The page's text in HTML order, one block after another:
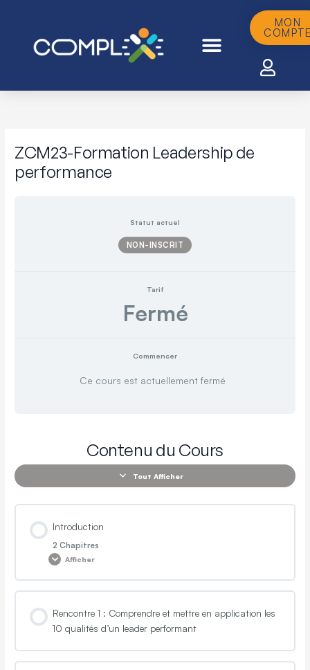
MON
ZCM23-Formation Leadership de
performance
Statut actuel
NON-INSCRIT
Tarif
Fermé
Commencer
Ce cours est actuellement fermé
Contenu du Cours
Tout Afficher
Introduction
2 Chapitres
Afficher
0% TERMINÉ 0/2 Etapes
Vous préparer à la formation
Rencontre 1 : Comprendre et mettre en application les
10 qualités d’un leader performant